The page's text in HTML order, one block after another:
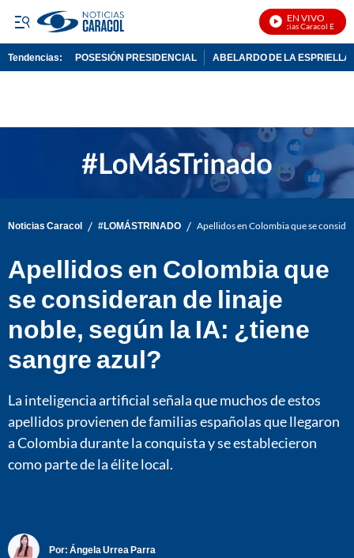
EN VIVO
Noticias Caracol En Vivo
Tendencias: POSESIÓN PRESIDENCIAL ABELARDO DE LA ESPRIELLA
Noticias Caracol / #LOMÁSTRINADO / Apellidos en Colombia que se
Apellidos en Colombia que
se consideran de linaje
noble, según la IA: ¿tiene
sangre azul?
La inteligencia artificial señala que muchos de estos
apellidos provienen de familias españolas que llegaron
a Colombia durante la conquista y se establecieron
como parte de la élite local.
Por: Ángela Urrea Parra